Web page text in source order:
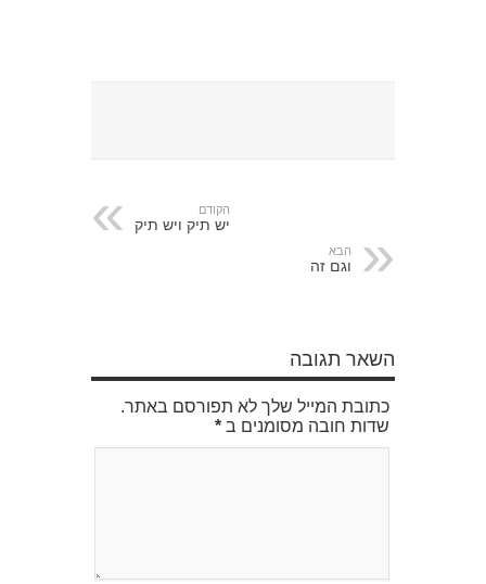
הקודם
יש תיק ויש תיק
הבא
וגם זה
השאר תגובה
כתובת המייל שלך לא תפורסם באתר.
שדות חובה מסומנים ב *